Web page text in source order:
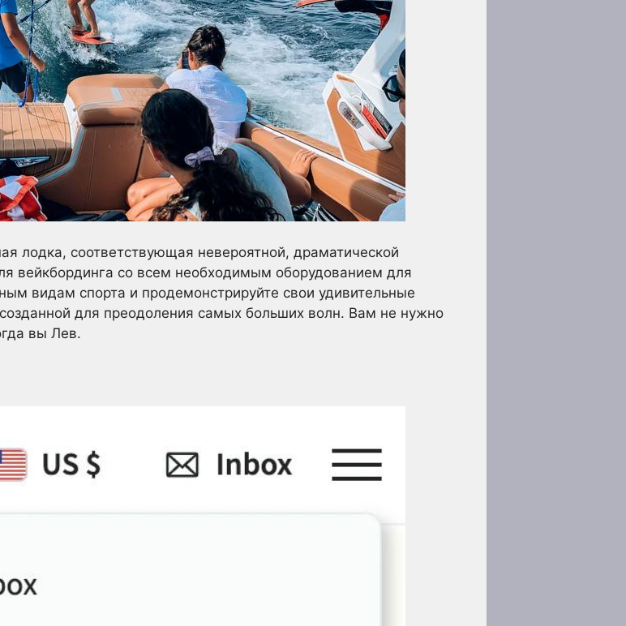
лодка, соответствующая невероятной, драматической
вейкбординга со всем необходимым оборудованием для
видам спорта и продемонстрируйте свои удивительные
для преодоления самых больших волн. Вам не нужно
вы Лев.